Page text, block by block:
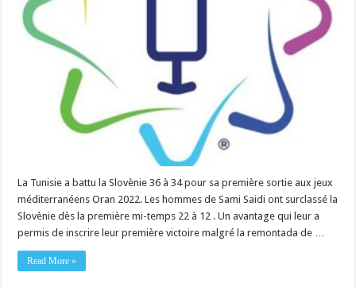
La Tunisie a battu la Slovènie 36 à 34 pour sa première sortie aux jeux
méditerranéens Oran 2022. Les hommes de Sami Saidi ont surclassé la
Slovènie dès la première mi-temps 22 à 12 . Un avantage qui leur a
permis de inscrire leur première victoire malgré la remontada de …
Read More »